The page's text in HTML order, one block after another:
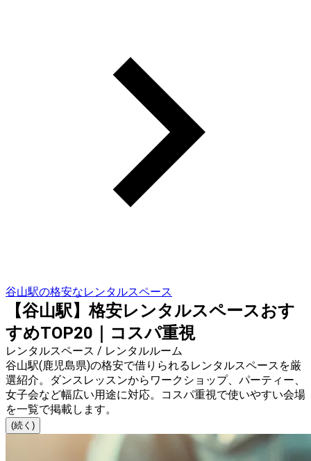
谷山駅の格安なレンタルスペース
【谷山駅】格安レンタルスペースおす
すめTOP20｜コスパ重視
レンタルスペース / レンタルルーム
谷山駅(鹿児島県)の格安で借りられるレンタルスペースを厳
選紹介。ダンスレッスンからワークショップ、パーティー、
女子会など幅広い用途に対応。コスパ重視で使いやすい会場
を一覧で掲載します。
(続く)